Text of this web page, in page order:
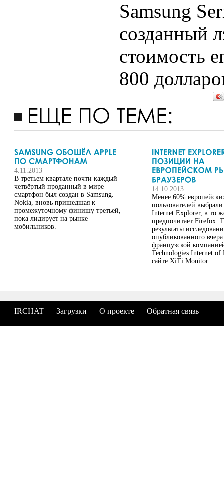
Samsung
созданный
стоимость
800
4.11.2013
В третьем квартале почти каждый
четвёртый проданный в мире
смартфон был создан в Samsung.
Nokia, вновь пришедшая к
промежуточному финишу третьей,
пока лидирует на рынке
мобильников.
14.10.2013
Менее 60%
пользователей выбрали
Internet Explorer, в то
предпочитает Firefox.
результаты
опубликованного вчера
французской
Technologies Internet of
сайте XiTi Monitor.
IRCHAT Загрузки О проекте Обратная связь